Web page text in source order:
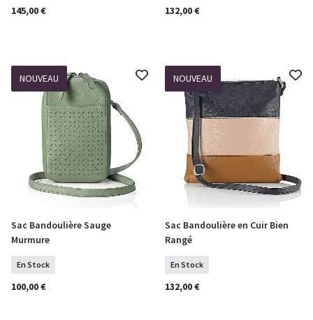
145,00 € 132,00 €
NOUVEAU
COMMANDER
Sac Bandoulière Sauge
Murmure
En Stock
100,00 €
NOUVEAU
COMMANDER
Sac Bandoulière en Cuir Bien
Rangé
En Stock
132,00 €